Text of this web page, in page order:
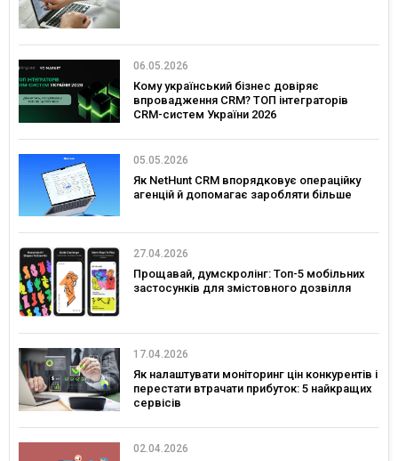
06.05.2026
Кому український бізнес довіряє
впровадження CRM? ТОП інтеграторів
CRM-систем України 2026
05.05.2026
Як NetHunt CRM впорядковує операційку
агенцій й допомагає заробляти більше
27.04.2026
Прощавай, думскролінг: Топ-5 мобільних
застосунків для змістовного дозвілля
17.04.2026
Як налаштувати моніторинг цін конкурентів і
перестати втрачати прибуток: 5 найкращих
сервісів
02.04.2026